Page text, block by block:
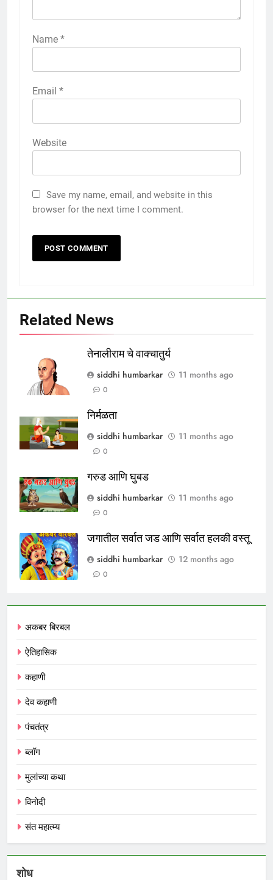
Name *
Email *
Website
Save my name, email, and website in this
browser for the next time I comment.
Related News
तेनालीराम चे वाक्चातुर्य
siddhi humbarkar
11 months ago
0
निर्मळता
siddhi humbarkar
11 months ago
0
गरुड आणि घुबड
siddhi humbarkar
11 months ago
0
जगातील सर्वात जड आणि सर्वात हलकी वस्तू
siddhi humbarkar
12 months ago
0
अकबर बिरबल
ऐतिहासिक
कहाणी
देव कहाणी
पंचतंत्र
ब्लॉग
मुलांच्या कथा
विनोदी
संत महात्म्य
शोध